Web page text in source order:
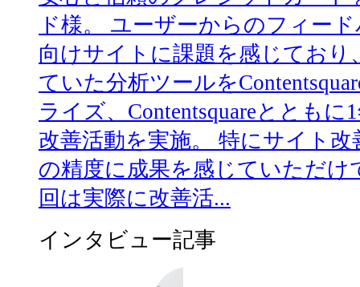
ド様。 ユーザーからのフィー
向けサイトに課題を感じており
ていた分析ツールを
ライズ、Contentsquareととも
改善活動を実施。 特にサイト
の精度に成果を感じていただ
回は実際に改善活...
インタビュー記事